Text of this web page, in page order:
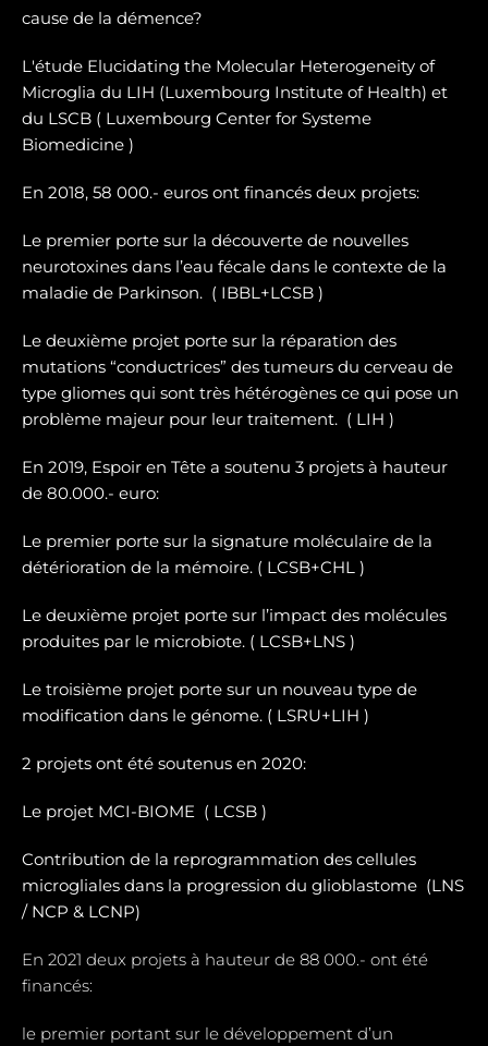
cause de la démence?
L'étude Elucidating the Molecular Heterogeneity of
Microglia du LIH (Luxembourg Institute of Health) et
du LSCB ( Luxembourg Center for Systeme
Biomedicine )
En 2018, 58 000.- euros ont financés deux projets:
Le premier porte sur la découverte de nouvelles
neurotoxines dans l’eau fécale dans le contexte de la
maladie de Parkinson. ( IBBL+LCSB )
Le deuxième projet porte sur la réparation des
mutations “conductrices” des tumeurs du cerveau de
type gliomes qui sont très hétérogènes ce qui pose un
problème majeur pour leur traitement. ( LIH )
En 2019, Espoir en Tête a soutenu 3 projets à hauteur
de 80.000.- euro:
Le premier porte sur la signature moléculaire de la
détérioration de la mémoire. ( LCSB+CHL )
Le deuxième projet porte sur l’impact des molécules
produites par le microbiote. ( LCSB+LNS )
Le troisième projet porte sur un nouveau type de
modification dans le génome. ( LSRU+LIH )
2 projets ont été soutenus en 2020:
Le projet MCI-BIOME ( LCSB )
Contribution de la reprogrammation des cellules
microgliales dans la progression du glioblastome (LNS
/ NCP & LCNP)
En 2021 deux projets à hauteur de 88 000.- ont été
financés:
le premier portant sur le développement d’un